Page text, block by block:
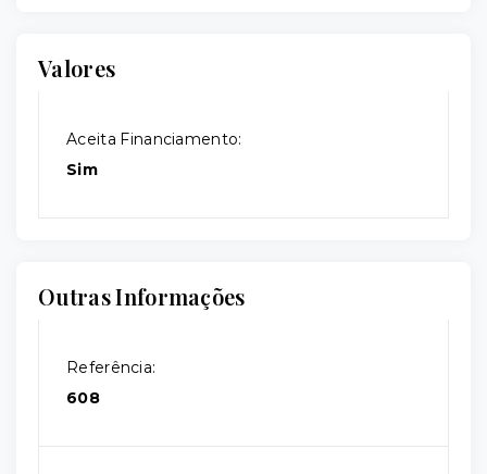
Valores
Aceita Financiamento:
Sim
Outras Informações
Referência:
608